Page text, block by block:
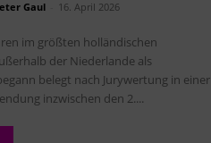
Gaul 16. April 2026
im größten holländischen
der Niederlande als
belegt nach Jurywertung in einer
inzwischen den 2....